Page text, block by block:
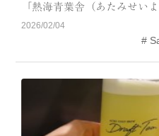
池・滝・川
動物と触れ合える場所
「熱海青葉舎（あたみせい
2026/02/04